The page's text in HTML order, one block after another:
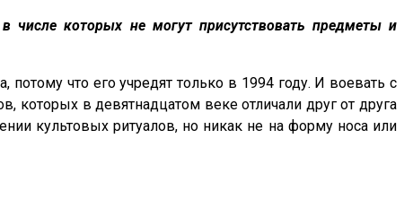
числе которых не могут присутствовать предметы и
потому что его учредят только в 1994 году. И воевать с
которых в девятнадцатом веке отличали друг от друга
культовых ритуалов, но никак не на форму носа или